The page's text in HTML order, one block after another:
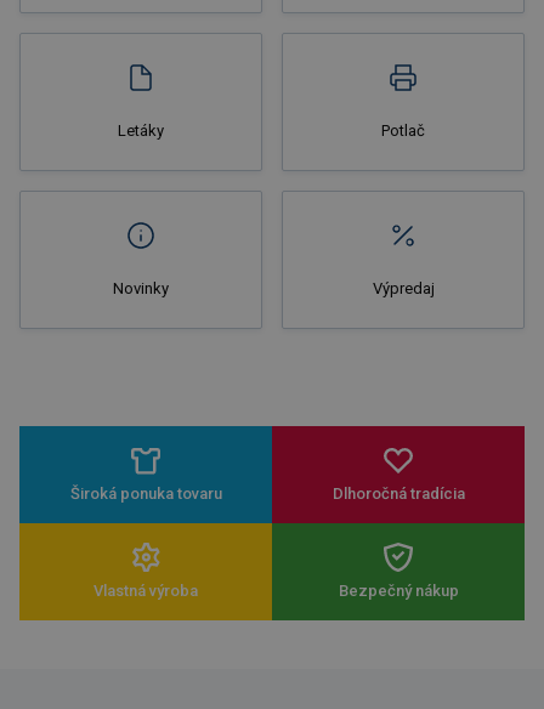
Letáky Potlač
Novinky Výpredaj
Široká ponuka tovaru Dlhoročná tradícia
Vlastná výroba Bezpečný nákup